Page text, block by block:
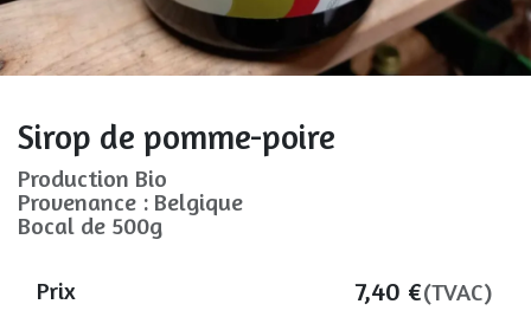
Sirop de pomme-poire
Production Bio
Provenance : Belgique
Bocal de 500g
Prix 7,40 €(TVAC)